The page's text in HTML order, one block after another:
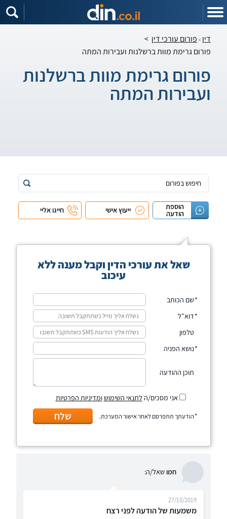
דין פורום עורכי דין >
פורום גרימת מוות ברשלנות ועבירות המתה
פורום גרימת מוות ברשלנות
ועבירות המתה
הוספת
הודעה ייעוץ אישי חייגו אליי
שאל את עורכי הדין וקבל מענה ללא
עיכוב
שם הכותב
דוא"ל
טלפון
נושא הפניה
תוכן ההודעה
אני מסכים/הלתנאי השימושומדיניות הפרטיות
הודעתך תתפרסם לאחר אישור המערכת. שלח
חמושאל/ה:
משמעות של הודעה לפני רצח
27/10/2019